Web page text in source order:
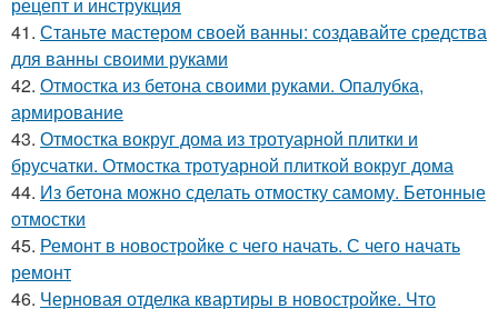
41. Станьте мастером своей ванны: создавайте средства
для ванны своими руками
42. Отмостка из бетона своими руками. Опалубка,
армирование
43. Отмостка вокруг дома из тротуарной плитки и
брусчатки. Отмостка тротуарной плиткой вокруг дома
44. Из бетона можно сделать отмостку самому. Бетонные
отмостки
45. Ремонт в новостройке с чего начать. С чего начать
ремонт
46. Черновая отделка квартиры в новостройке. Что